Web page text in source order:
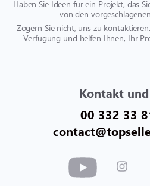
Haben Sie Ideen für ein Projekt, das
von den
Zögern Sie nicht, uns zu
Verfügung und helfen Ihnen, Ihr
Kontakt
00 332 33